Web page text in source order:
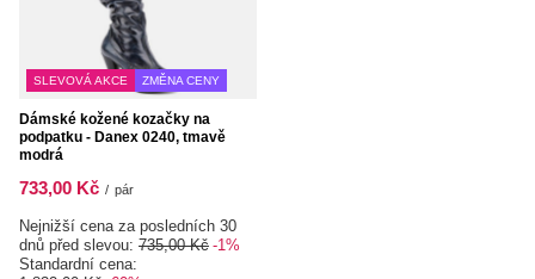
SLEVOVÁ AKCE ZMĚNA CENY
Dámské kožené kozačky na
podpatku - Danex 0240, tmavě
modrá
733,00 Kč / pár
Nejnižší cena za posledních 30
dnů před slevou: 735,00 Kč -1%
Standardní cena: